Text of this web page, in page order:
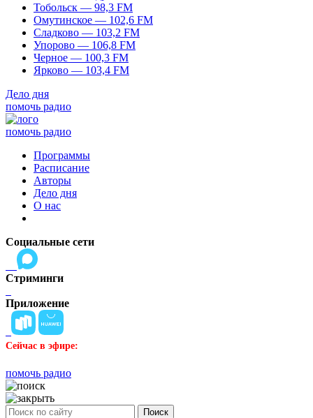
Тобольск — 98,3 FM
Омутинское — 102,6 FM
Сладково — 103,2 FM
Упорово — 106,8 FM
Черное — 100,3 FM
Ярково — 103,4 FM
Дело дня
помочь радио
помочь радио
Программы
Расписание
Авторы
Дело дня
О нас
Социальные сети
Стриминги
Приложение
Сейчас в эфире:
помочь радио
Поиск